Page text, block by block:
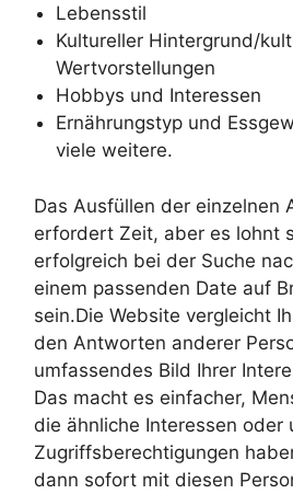
Lebensstil
Kultureller Hintergrund/
Wertvorstellungen
Hobbys und Interessen
Ernährungstyp und
viele weitere.
Das Ausfüllen der einzelnen
erfordert Zeit, aber es lohnt
erfolgreich bei der Suche
einem passenden Date auf
sein.Die Website vergleicht
den Antworten anderer
umfassendes Bild Ihrer
Das macht es einfacher,
die ähnliche Interessen oder
Zugriffsberechtigungen
dann sofort mit diesen